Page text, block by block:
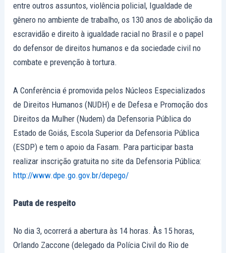
entre outros assuntos, violência policial, Igualdade de
gênero no ambiente de trabalho, os 130 anos de abolição da
escravidão e direito à igualdade racial no Brasil e o papel
do defensor de direitos humanos e da sociedade civil no
combate e prevenção à tortura.
A Conferência é promovida pelos Núcleos Especializados
de Direitos Humanos (NUDH) e de Defesa e Promoção dos
Direitos da Mulher (Nudem) da Defensoria Pública do
Estado de Goiás, Escola Superior da Defensoria Pública
(ESDP) e tem o apoio da Fasam. Para participar basta
realizar inscrição gratuita no site da Defensoria Pública:
http://www.dpe.go.gov.br/depego/
Pauta de respeito
No dia 3, ocorrerá a abertura às 14 horas. Às 15 horas,
Orlando Zaccone (delegado da Polícia Civil do Rio de